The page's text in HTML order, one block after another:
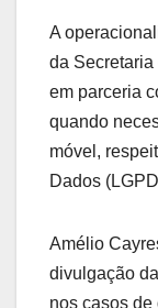
A
da
em parceria
quando
móvel,
Dados
Amélio
divulgação
nos casos de